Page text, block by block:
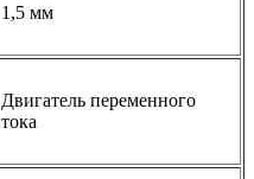
1,5 мм
Двигатель переменного
тока